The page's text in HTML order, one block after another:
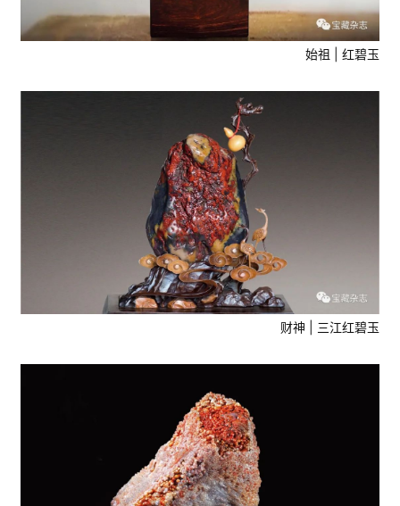
始祖 | 红碧玉
财神 | 三江红碧玉